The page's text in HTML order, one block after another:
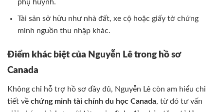
phụ huynh.
Tài sản sở hữu như nhà đất, xe cộ hoặc giấy tờ chứng
minh nguồn thu nhập khác.
Điểm khác biệt của Nguyễn Lê trong hồ sơ
Canada
Không chỉ hỗ trợ hồ sơ đầy đủ, Nguyễn Lê còn am hiểu chi
tiết về chứng minh tài chính du học Canada, từ đó tư vấn